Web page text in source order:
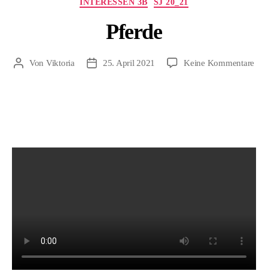
INTERESSEN 3B SJ 20_21
Pferde
Beitragsautor
Von Viktoria Beitragsdatum
25. April 2021 Keine Kommentare